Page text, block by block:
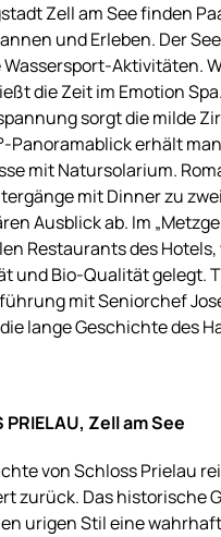
Zell am See finden
und Erleben. Der
Aktivitäten.
die Zeit im Emotion
sorgt die milde
Panoramablick erhält
mit Natursolarium.
mit Dinner zu
Ausblick ab. Im
Restaurants des Hotels,
und Bio-Qualität gelegt.
mit Seniorchef
lange Geschichte des
PRIELAU, Zell am See
von Schloss Prielau
zurück. Das historische
urigen Stil eine